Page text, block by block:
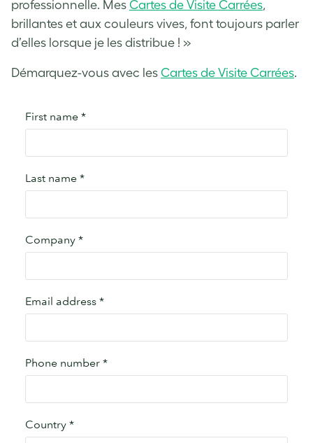
professionnelle. Mes Cartes de Visite Carrées,
brillantes et aux couleurs vives, font toujours parler
d’elles lorsque je les distribue ! »
Démarquez-vous avec les Cartes de Visite Carrées.